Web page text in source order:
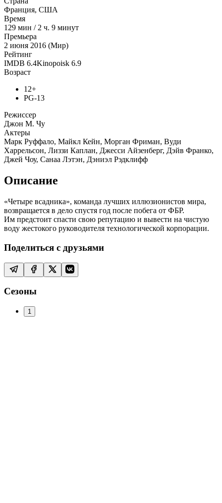
Франция, США
Время
129 мин /2 ч. 9 минут
Премьера
2 июня 2016 (Мир)
Рейтинг
IMDB 6.4Kinopoisk 6.9
Возраст
12+
PG-13
Режиссер
Джон М. Чу
Актеры
Марк Руффало, Майкл Кейн, Морган Фриман, Вуди
Харрельсон, Лиззи Каплан, Джесси Айзенберг, Дэйв Франко,
Джей Чоу, Санаа Лэтэн, Дэниэл Рэдклифф
Описание
«Четыре всадника», команда лучших иллюзионистов мира,
возвращается в дело спустя год после побега от ФБР.
Им предстоит спасти свою репутацию и вывести на чистую
воду жестокого руководителя технологической корпорации.
Поделиться с друзьями
Сезоны
1